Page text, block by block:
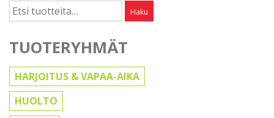
Etsi: Haku
TUOTERYHMÄT
HARJOITUS & VAPAA-AIKA
HUOLTO